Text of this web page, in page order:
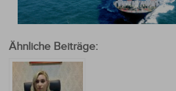
Ähnliche Beiträge: